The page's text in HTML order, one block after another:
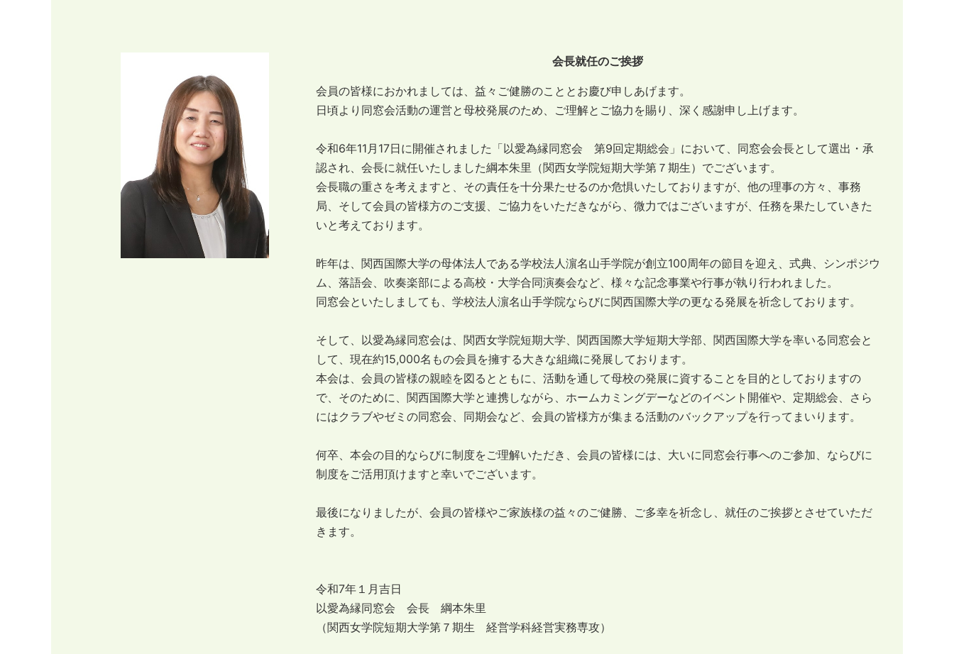
会長就任のご挨拶
会員の皆様におかれましては、益々ご健勝のこととお慶び申しあげます。
日頃より同窓会活動の運営と母校発展のため、ご理解とご協力を賜り、深く感謝申し上げます。
令和6年11月17日に開催されました「以愛為縁同窓会 第9回定期総会」において、同窓会会長として選出・承
認され、会長に就任いたしました綱本朱里（関西女学院短期大学第７期生）でございます。
会長職の重さを考えますと、その責任を十分果たせるのか危惧いたしておりますが、他の理事の方々、事務
局、そして会員の皆様方のご支援、ご協力をいただきながら、微力ではございますが、任務を果たしていきた
いと考えております。
昨年は、関西国際大学の母体法人である学校法人濵名山手学院が創立100周年の節目を迎え、式典、シンポジウ
ム、落語会、吹奏楽部による高校・大学合同演奏会など、様々な記念事業や行事が執り行われました。
同窓会といたしましても、学校法人濵名山手学院ならびに関西国際大学の更なる発展を祈念しております。
そして、以愛為縁同窓会は、関西女学院短期大学、関西国際大学短期大学部、関西国際大学を率いる同窓会と
して、現在約15,000名もの会員を擁する大きな組織に発展しております。
本会は、会員の皆様の親睦を図るとともに、活動を通して母校の発展に資することを目的としておりますの
で、そのために、関西国際大学と連携しながら、ホームカミングデーなどのイベント開催や、定期総会、さら
にはクラブやゼミの同窓会、同期会など、会員の皆様方が集まる活動のバックアップを行ってまいります。
何卒、本会の目的ならびに制度をご理解いただき、会員の皆様には、大いに同窓会行事へのご参加、ならびに
制度をご活用頂けますと幸いでございます。
最後になりましたが、会員の皆様やご家族様の益々のご健勝、ご多幸を祈念し、就任のご挨拶とさせていただ
きます。
令和7年１月吉日
以愛為縁同窓会 会長 綱本朱里
（関西女学院短期大学第７期生 経営学科経営実務専攻）